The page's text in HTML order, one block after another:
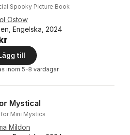
Spooky Picture Book
Ostow
Engelska, 2024
till
inom 5-8 vardagar
Mystical
Mini Mystics
Mildon